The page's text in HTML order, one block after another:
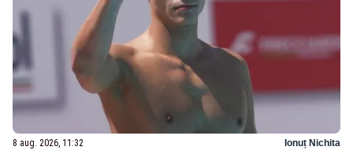
8 aug. 2026, 11:32 Ionuț Nichita